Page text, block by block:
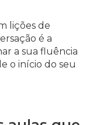
lições de
é a
a sua fluência
o início do seu